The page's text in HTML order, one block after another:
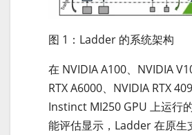
图 1：Ladder 的系统架构
在 NVIDIA A100、NVIDIA
RTX A6000、NVIDIA RTX
Instinct MI250 GPU 上运行
能评估显示，Ladder 在原生